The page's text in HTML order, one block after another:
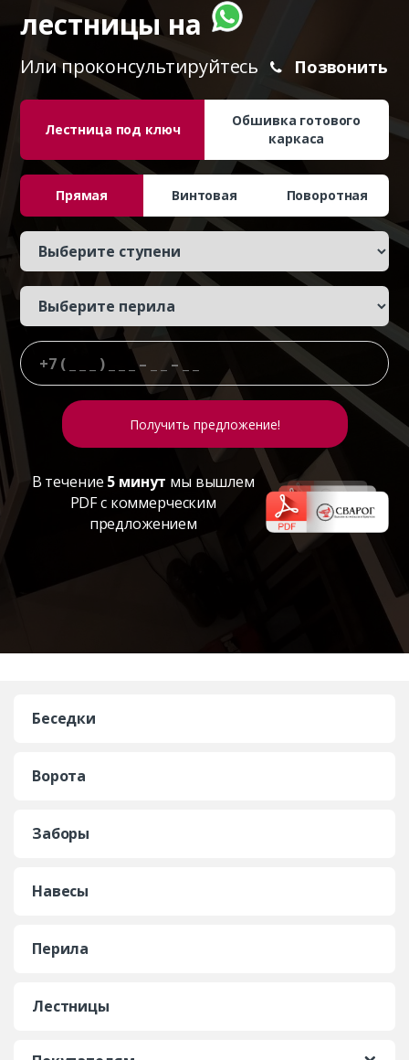
лестницы на
Или проконсультируйтесь Позвонить
Лестница под ключ
Обшивка готового
каркаса
Прямая Винтовая Поворотная
В течение 5 минут мы вышлем
PDF с коммерческим
предложением
Беседки
Ворота
Заборы
Навесы
Перила
Лестницы